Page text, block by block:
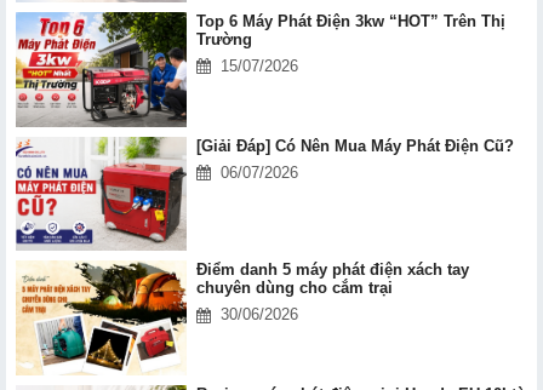
Top 6 Máy Phát Điện 3kw “HOT” Trên Thị
Trường
15/07/2026
[Giải Đáp] Có Nên Mua Máy Phát Điện Cũ?
06/07/2026
Điểm danh 5 máy phát điện xách tay
chuyên dùng cho cắm trại
30/06/2026